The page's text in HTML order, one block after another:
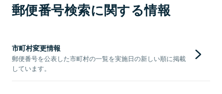
郵便番号検索に関する情報
市町村変更情報
郵便番号を公表した市町村の一覧を実施日の新しい順に掲載
しています。